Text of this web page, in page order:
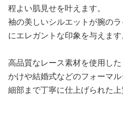
程よい肌見せを叶えます。
袖の美しいシルエットが腕の
にエレガントな印象を与えます
高品質なレース素材を使用し
かけや結婚式などのフォーマル
細部まで丁寧に仕上げられた上